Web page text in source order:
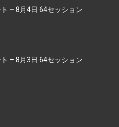
– 8月4日 64セッション
– 8月3日 64セッション